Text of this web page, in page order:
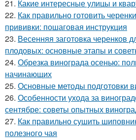
21. Какие интересные улицы и
22. Как правильно готовить
прививки: пошаговая инструкция
23. Весенняя заготовка черенков
плодовых: основные этапы и
24. Обрезка винограда осенью:
начинающих
25. Основные методы подготовки
26. Особенности ухода за
сентябре: советы опытных
27. Как правильно сушить
полезного чая